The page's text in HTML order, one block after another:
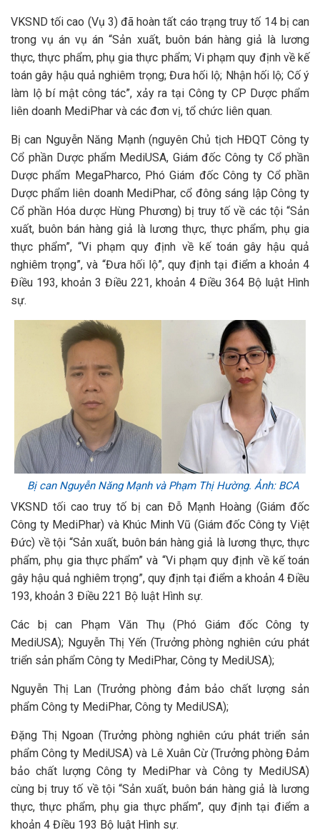
VKSND tối cao (Vụ 3) đã hoàn tất cáo trạng truy tố 14 bị can
trong vụ án vụ án “Sản xuất, buôn bán hàng giả là lương
thực, thực phẩm, phụ gia thực phẩm; Vi phạm quy định về kế
toán gây hậu quả nghiêm trọng; Đưa hối lộ; Nhận hối lộ; Cố ý
làm lộ bí mật công tác”, xảy ra tại Công ty CP Dược phẩm
liên doanh MediPhar và các đơn vị, tổ chức liên quan.
Bị can Nguyễn Năng Mạnh (nguyên Chủ tịch HĐQT Công ty
Cổ phần Dược phẩm MediUSA, Giám đốc Công ty Cổ phần
Dược phẩm MegaPharco, Phó Giám đốc Công ty Cổ phần
Dược phẩm liên doanh MediPhar, cổ đông sáng lập Công ty
Cổ phần Hóa dược Hùng Phương) bị truy tố về các tội “Sản
xuất, buôn bán hàng giả là lương thực, thực phẩm, phụ gia
thực phẩm”, “Vi phạm quy định về kế toán gây hậu quả
nghiêm trọng”, và “Đưa hối lộ”, quy định tại điểm a khoản 4
Điều 193, khoản 3 Điều 221, khoản 4 Điều 364 Bộ luật Hình
sự.
Bị can Nguyễn Năng Mạnh và Phạm Thị Hường. Ảnh: BCA
VKSND tối cao truy tố bị can Đỗ Mạnh Hoàng (Giám đốc
Công ty MediPhar) và Khúc Minh Vũ (Giám đốc Công ty Việt
Đức) về tội “Sản xuất, buôn bán hàng giả là lương thực, thực
phẩm, phụ gia thực phẩm” và “Vi phạm quy định về kế toán
gây hậu quả nghiêm trọng”, quy định tại điểm a khoản 4 Điều
193, khoản 3 Điều 221 Bộ luật Hình sự.
Các bị can Phạm Văn Thụ (Phó Giám đốc Công ty
MediUSA); Nguyễn Thị Yến (Trưởng phòng nghiên cứu phát
triển sản phẩm Công ty MediPhar, Công ty MediUSA);
Nguyễn Thị Lan (Trưởng phòng đảm bảo chất lượng sản
phẩm Công ty MediPhar, Công ty MediUSA);
Đặng Thị Ngoan (Trưởng phòng nghiên cứu phát triển sản
phẩm Công ty MediUSA) và Lê Xuân Cừ (Trưởng phòng Đảm
bảo chất lượng Công ty MediPhar và Công ty MediUSA)
cùng bị truy tố về tội “Sản xuất, buôn bán hàng giả là lương
thực, thực phẩm, phụ gia thực phẩm”, quy định tại điểm a
khoản 4 Điều 193 Bộ luật Hình sự.